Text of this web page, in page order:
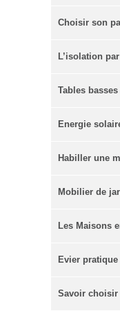
Choisir son
L’isolation
Tables
Energie
Habiller une
Mobilier de
Les Maisons
Evier
Savoir choisir